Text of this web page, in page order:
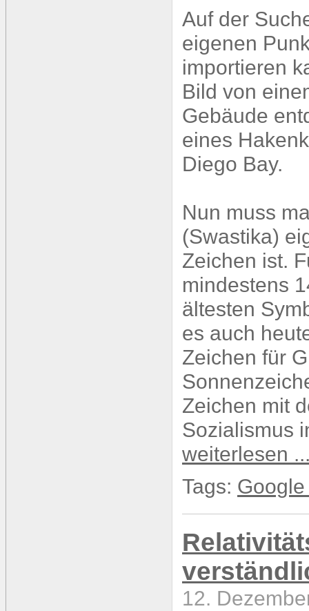
Auf der
eigenen
importieren
Bild von
Gebäude
eines
Diego Bay.
Nun muss
(Swastika)
Zeichen ist.
mindestens
ältesten
es auch
Zeichen für
Zeichen mit
Sozialismus
weiterlesen
Tags:
12.